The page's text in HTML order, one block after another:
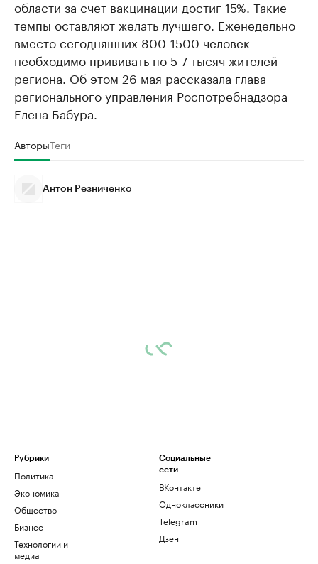
области за счет вакцинации достиг 15%. Такие
темпы оставляют желать лучшего. Еженедельно
вместо сегодняшних 800-1500 человек
необходимо прививать по 5-7 тысяч жителей
региона. Об этом 26 мая рассказала глава
регионального управления Роспотребнадзора
Елена Бабура.
АвторыТеги
Антон Резниченко
Рубрики
Политика
Экономика
Общество
Бизнес
Технологии и
медиа
Социальные
сети
ВКонтакте
Одноклассники
Telegram
Дзен